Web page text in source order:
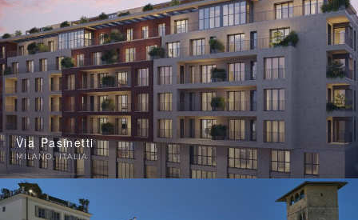
Via Pasinetti
MILANO,ITALIA